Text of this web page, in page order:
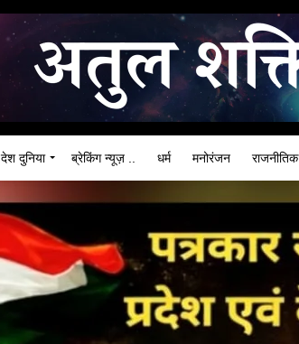
देश दुनिया ब्रेकिंग न्यूज़ .. धर्म मनोरंजन राजनीतिक